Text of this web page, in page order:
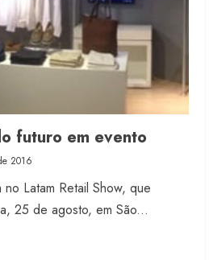
futuro em evento
2016
Latam Retail Show, que
25 de agosto, em São...